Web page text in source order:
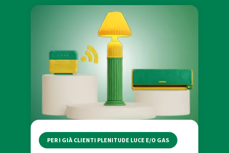
PER I GIÀ CLIENTI PLENITUDE LUCE E/O GAS